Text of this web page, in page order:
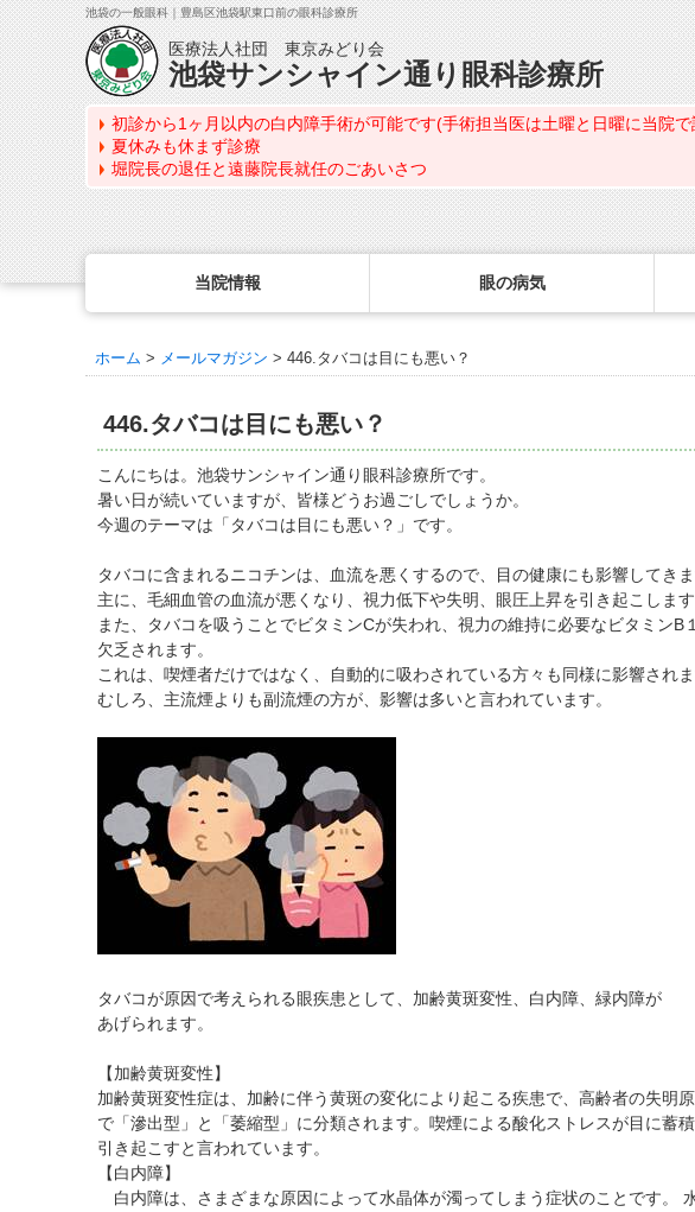
池袋の一般眼科｜豊島区池袋駅東口前の眼科診療所
医療法人社団 東京みどり会
池袋サンシャイン通り眼科診療所
初診から1ヶ月以内の白内障手術が可能です(手術担当医は土曜と日曜に当院
夏休みも休まず診療
堀院長の退任と遠藤院長就任のごあいさつ
当院情報
最新情報
医師のご紹介
当院勤務医師のご紹介
ごあいさつ
院内の様子・設備
院内の様子
検査･治療･手術機器
問診表ダウン
アクセス
診察の流れ
眼の病気
眼の病気を調べる
症状から探す
目の構造から探す
花粉症
白内障
コンタクトレ
眼科専門治療・特設ページ
角膜疾患専門治療ページ
ドライアイ専門治療ページ
網膜・硝子体専門治療ページ
ぶどう膜炎専門治療ページ
ボツリヌス療
小児眼科専
WEB予約(来院日時の設定)
コンタクトレンズ診療を予約
緑内障専門治療を予約
角膜専門治療を予約
網膜・硝子体専門治療を予約
白内障専門治療を予約
白内障手術公開講座を予約
黄斑専門治療を予約
コンタクトレンズ診療
処方箋を推奨する理由
定期検査について
コンタクトレンズの種類
乱視用コンタクト
サークルレンズ
ホーム > メールマガジン > 446.タバコは目にも悪い？
446.タバコは目にも悪い？
こんにちは。池袋サンシャイン通り眼科診療所です。
暑い日が続いていますが、皆様どうお過ごしでしょうか。
今週のテーマは「タバコは目にも悪い？」です。
タバコに含まれるニコチンは、血流を悪くするので、目の健康にも影響してきま
主に、毛細血管の血流が悪くなり、視力低下や失明、眼圧上昇を引き起こします
また、タバコを吸うことでビタミンCが失われ、視力の維持に必要なビタミンB
欠乏されます。
これは、喫煙者だけではなく、自動的に吸わされている方々も同様に影響されま
むしろ、主流煙よりも副流煙の方が、影響は多いと言われています。
タバコが原因で考えられる眼疾患として、加齢黄斑変性、白内障、緑内障が
あげられます。
【加齢黄斑変性】
加齢黄斑変性症は、加齢に伴う黄斑の変化により起こる疾患で、高齢者の失明
で「滲出型」と「萎縮型」に分類されます。喫煙による酸化ストレスが目に蓄
引き起こすと言われています。
【白内障】
白内障は、さまざまな原因によって水晶体が濁ってしまう症状のことです。